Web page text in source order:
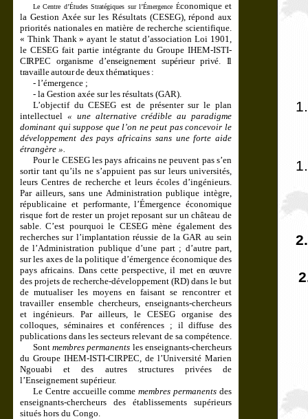
Le Centre d’Études Stratégiques sur l’Émergence Économique et
la Gestion Axée sur les Résultats (CESEG), répond aux
priorités nationales en matière de recherche scientifique.
« Think Thank » ayant le statut d’association Loi 1901,
le CESEG fait partie intégrante du Groupe IHEM-ISTI-
CIRPEC organisme d’enseignement supérieur privé. Il
travaille autour de deux thématiques :
- l’émergence ;
- la Gestion axée sur les résultats (GAR).
L’objectif du CESEG est de présenter sur le plan
intellectuel « une alternative crédible au paradigme
dominant qui suppose que l’on ne peut pas concevoir le
développement des pays africains sans une forte aide
étrangère ».
Pour le CESEG les pays africains ne peuvent pas s’en
sortir tant qu’ils ne s’appuient pas sur leurs universités,
leurs Centres de recherche et leurs écoles d’ingénieurs.
Par ailleurs, sans une Administration publique intègre,
républicaine et performante, l’Émergence économique
risque fort de rester un projet reposant sur un château de
sable. C’est pourquoi le CESEG mène également des
recherches sur l’implantation réussie de la GAR au sein
de l’Administration publique d’une part ; d’autre part,
sur les axes de la politique d’émergence économique des
pays africains. Dans cette perspective, il met en œuvre
des projets de recherche-développement (RD) dans le but
de mutualiser les moyens en faisant se rencontrer et
travailler ensemble chercheurs, enseignants-chercheurs
et ingénieurs. Par ailleurs, le CESEG organise des
colloques, séminaires et conférences ; il diffuse des
publications dans les secteurs relevant de sa compétence.
Sontmembres permanents les enseignants-chercheurs
du Groupe IHEM-ISTI-CIRPEC, de l’Université Marien
Ngouabi et des autres structures privées de
l’Enseignement supérieur.
Le Centre accueille commemembres permanentsdes
enseignants-chercheurs des établissements supérieurs
situés hors du Congo.